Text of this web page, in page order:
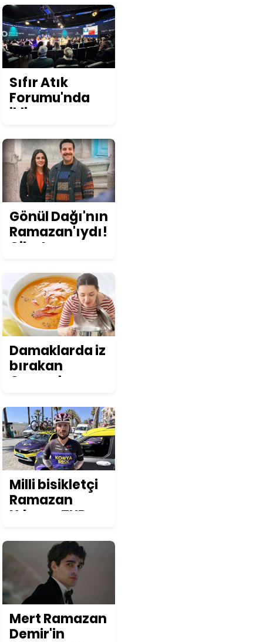
Türkiye'ye
iade edildi
Sıfır Atık
Forumu'nda
iklim
ruh sağlığına
etkisi
konuşuldu
Gönül Dağı'nın
Ramazan'ıydı!
Cihat
öyle bir değişti
ki... Görenler
şoke oluyor!
Damaklarda iz
bırakan
Osmanlı
i nigar çorbası
tarifi ve püf
noktaları
Milli bisikletçi
Ramazan
Yılmaz, TUR
podyum
hedefliyor
Mert Ramazan
Demir'in